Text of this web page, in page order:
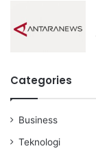
Categories
Business
Teknologi